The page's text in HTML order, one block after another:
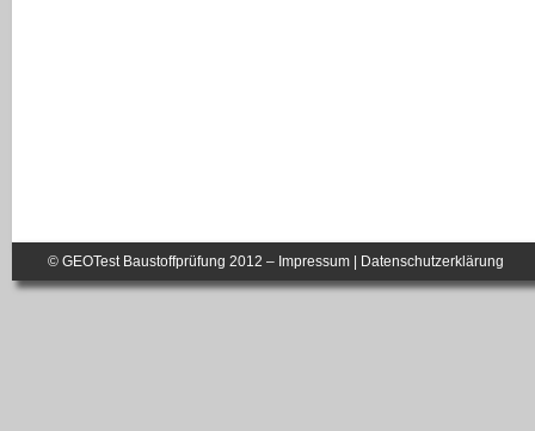
© GEOTest Baustoffprüfung 2012 – Impressum Datenschutzerklärung